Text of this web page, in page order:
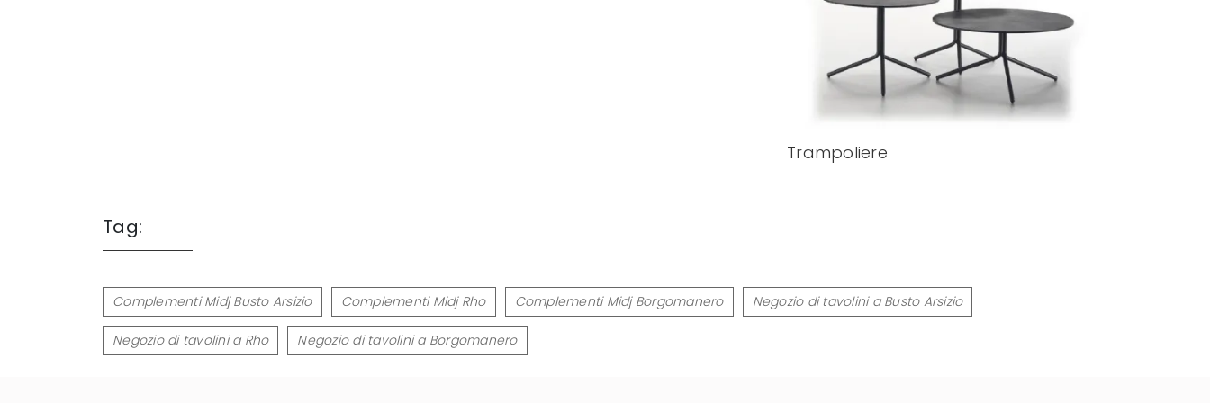
Trampoliere
Tag:
Complementi Midj Busto Arsizio Complementi Midj Rho Complementi Midj Borgomanero Negozio di tavolini a Busto Arsizio
Negozio di tavolini a Rho Negozio di tavolini a Borgomanero